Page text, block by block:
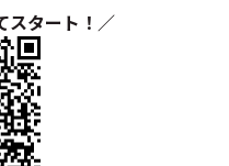
スタート！／